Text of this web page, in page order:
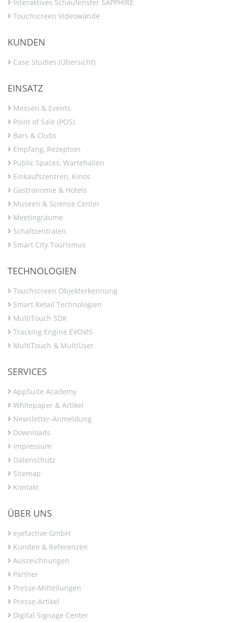
Interaktives Schaufenster SAPPHIRE
Touchscreen Videowände
KUNDEN
Case Studies (Übersicht)
EINSATZ
Messen & Events
Point of Sale (POS)
Bars & Clubs
Empfang, Rezeption
Public Spaces, Wartehallen
Einkaufszentren, Kinos
Gastronomie & Hotels
Museen & Science Center
Meetingräume
Schaltzentralen
Smart City Tourismus
TECHNOLOGIEN
Touchscreen Objekterkennung
Smart Retail Technologien
MultiTouch SDK
Tracking Engine EVOVIS
MultiTouch & MultiUser
SERVICES
AppSuite Academy
Whitepaper & Artikel
Newsletter-Anmeldung
Downloads
Impressum
Datenschutz
Sitemap
Kontakt
ÜBER UNS
eyefactive GmbH
Kunden & Referenzen
Auszeichnungen
Partner
Presse-Mitteilungen
Presse-Artikel
Digital Signage Center